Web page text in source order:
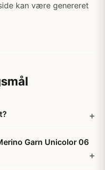
kan være genereret
Garn Unicolor 06